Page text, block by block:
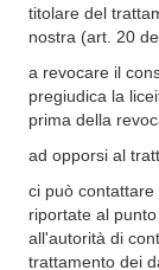
titolare del
nostra (art. 20
a revocare il
pregiudica la
prima della
ad opporsi al
ci può
riportate al
all'autorità di
trattamento dei